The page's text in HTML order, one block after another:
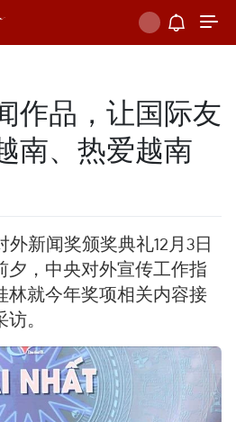
作品，让国际友
南、热爱越南
外新闻奖颁奖典礼12月3日
夕，中央对外宣传工作指
林就今年奖项相关内容接
。